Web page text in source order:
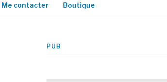
Me contacter Boutique
PUB